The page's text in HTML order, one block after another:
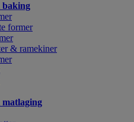
baking
former
& ramekiner
matlaging